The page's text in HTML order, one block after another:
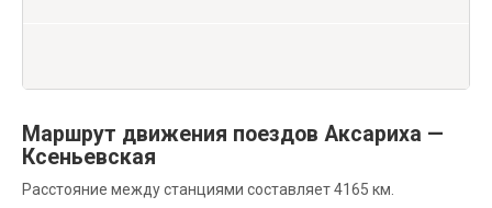
Маршрут движения поездов Аксариха —
Ксеньевская
Расстояние между станциями составляет 4165 км.